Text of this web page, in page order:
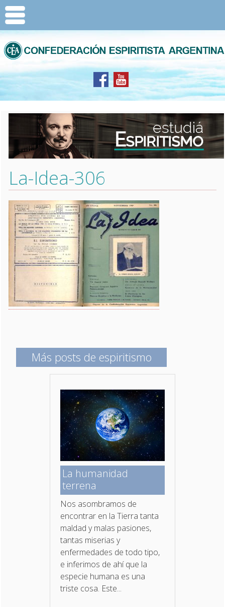
La-Idea-306
Más posts de espiritismo
La humanidad
terrena
Nos asombramos de
encontrar en la Tierra tanta
maldad y malas pasiones,
tantas miserias y
enfermedades de todo tipo,
e inferimos de ahí que la
especie humana es una
triste cosa. Este...